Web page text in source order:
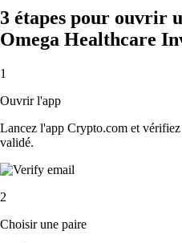
3 étapes pour ouvrir
Omega Healthcare
1
Ouvrir l'app
Lancez l'app Crypto.com et
validé.
2
Choisir une paire